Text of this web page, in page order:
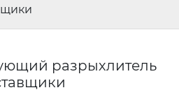
разрыхлитель